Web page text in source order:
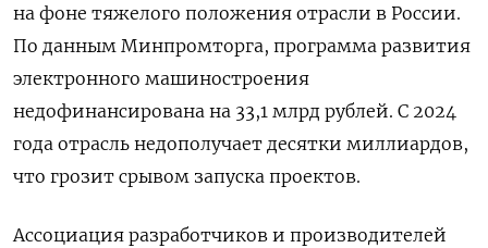
на фоне тяжелого положения отрасли в России.
По данным Минпромторга, программа развития
электронного машиностроения
недофинансирована на 33,1 млрд рублей. С 2024
года отрасль недополучает десятки миллиардов,
что грозит срывом запуска проектов.
Ассоциация разработчиков и производителей